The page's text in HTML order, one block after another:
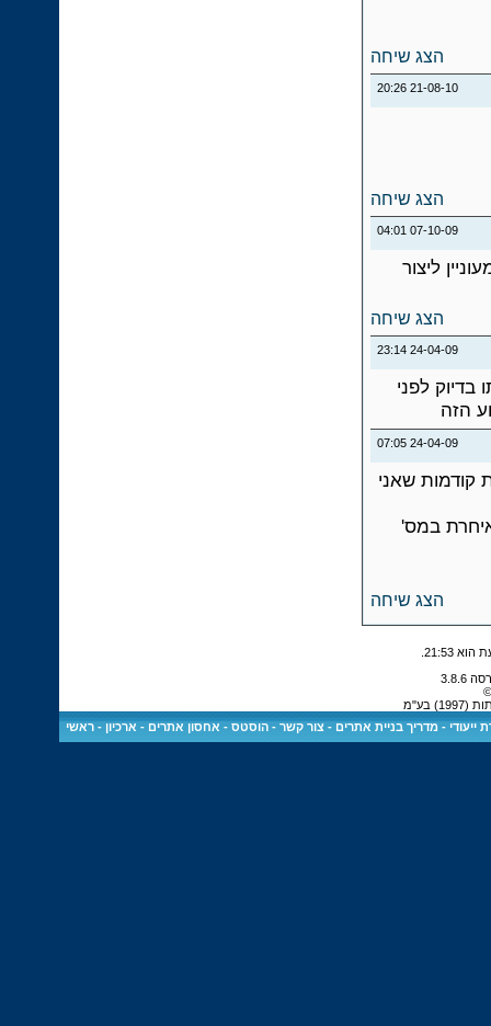
הצג שיחה
21-08-10
20:26
הצג שיחה
07-10-09
04:01
ליצור
הצג שיחה
24-04-09
23:14
לפני
הזה
24-04-09
07:05
קודמות שאני
במס'
הצג שיחה
21:53
בע"מ
ייעודי -מדריך בניית אתרים -צור קשר -הוסטס - אחסון אתרים - ארכיון -ראשי